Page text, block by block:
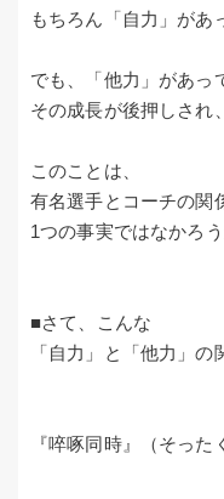
もちろん「自力」があ
でも、「他力」があっ
その成長が後押しされ
このことは、
有名選手とコーチの関
1つの事実ではなかろ
■さて、こんな
「自力」と「他力」の
『啐啄同時』（そった